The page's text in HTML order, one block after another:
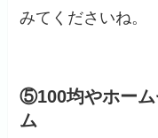
みてくださいね。
⑤100均やホーム
ム